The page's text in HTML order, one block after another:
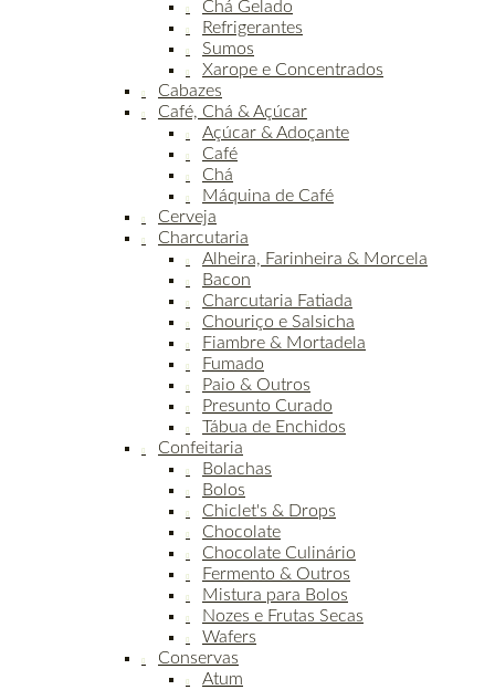
Chá Gelado
Refrigerantes
Sumos
Xarope e Concentrados
Cabazes
Café, Chá & Açúcar
Açúcar & Adoçante
Café
Chá
Máquina de Café
Cerveja
Charcutaria
Alheira, Farinheira & Morcela
Bacon
Charcutaria Fatiada
Chouriço e Salsicha
Fiambre & Mortadela
Fumado
Paio & Outros
Presunto Curado
Tábua de Enchidos
Confeitaria
Bolachas
Bolos
Chiclet's & Drops
Chocolate
Chocolate Culinário
Fermento & Outros
Mistura para Bolos
Nozes e Frutas Secas
Wafers
Conservas
Atum